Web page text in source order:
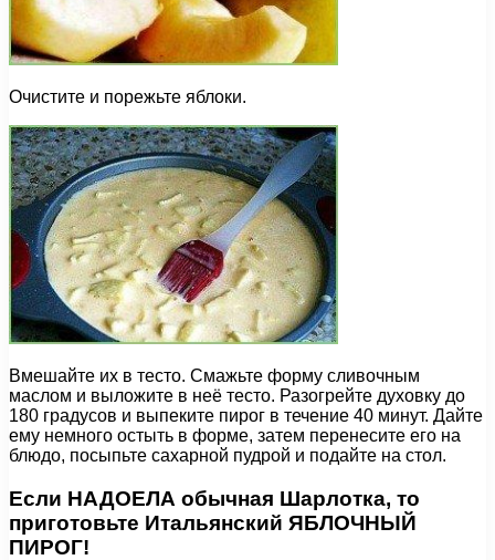
Очистите и порежьте яблоки.
Вмешайте их в тесто. Смажьте форму сливочным
маслом и выложите в неё тесто. Разогрейте духовку до
180 градусов и выпеките пирог в течение 40 минут. Дайте
ему немного остыть в форме, затем перенесите его на
блюдо, посыпьте сахарной пудрой и подайте на стол.
Если НАДОЕЛА обычная Шарлотка, то
приготовьте Итальянский ЯБЛОЧНЫЙ
ПИРОГ!